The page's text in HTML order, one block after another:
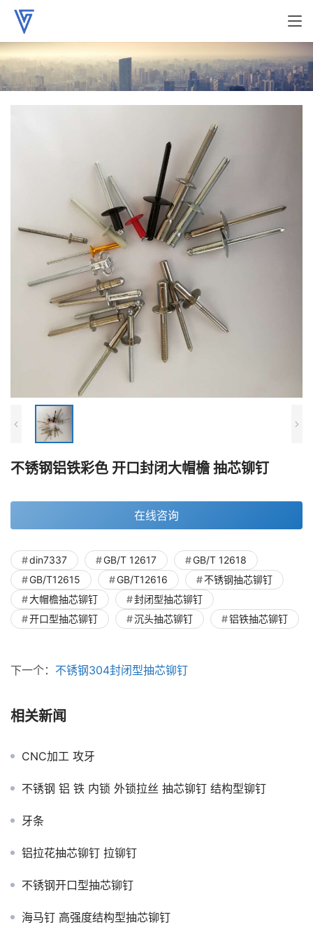
不锈钢铝铁彩色 开口封闭大帽檐 抽芯铆钉
在线咨询
din7337 GB/T 12617
GB/T 12618
GB/T12615
GB/T12616
不锈钢抽芯铆钉
大帽檐抽芯铆钉
封闭型抽芯铆钉
开口型抽芯铆钉
沉头抽芯铆钉 铝铁抽芯铆钉
下一个： 不锈钢304封闭型抽芯铆钉
相关新闻
CNC加工 攻牙
不锈钢 铝 铁 内锁 外锁拉丝 抽芯铆钉 结构型铆钉
牙条
铝拉花抽芯铆钉 拉铆钉
不锈钢开口型抽芯铆钉
海马钉 高强度结构型抽芯铆钉